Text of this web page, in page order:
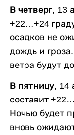
В четверг, 13
+22…+24
осадков не
дождь и
ветра будут
В пятницу, 14
составит
Ночью будет
вновь